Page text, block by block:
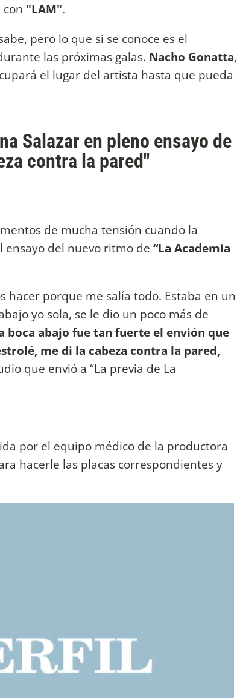
"LAM".
pero lo que si se conoce es el
las próximas galas. Nacho Gonatta,
el lugar del artista hasta que pueda
Salazar en pleno ensayo de
contra la pared"
de mucha tensión cuando la
del nuevo ritmo de “La Academia
hacer porque me salía todo. Estaba en un
yo sola, se le dio un poco más de
boca abajo fue tan fuerte el envión que
me di la cabeza contra la pared,
que envió a “La previa de La
por el equipo médico de la productora
hacerle las placas correspondientes y